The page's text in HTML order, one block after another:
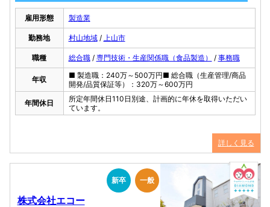
雇用形態 製造業
勤務地 村山地域/ 上山市
職種 総合職/ 専門技術・生産関係職（食品製造） / 事務職
年収
■ 製造職：240万～500万円■ 総合職（生産管理/商品
開発/品質保証等）：320万～600万円
年間休日
所定年間休日110日別途、計画的に年休を取得いただい
ています。
詳しく見る
新卒 一般
株式会社エコー